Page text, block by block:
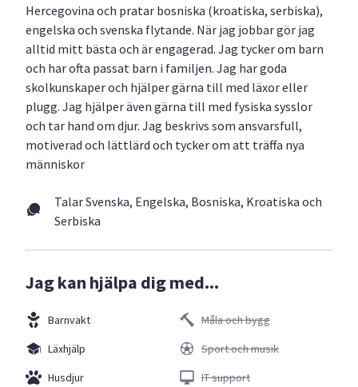
Hercegovina och pratar bosniska (kroatiska, serbiska),
engelska och svenska flytande. När jag jobbar gör jag
alltid mitt bästa och är engagerad. Jag tycker om barn
och har ofta passat barn i familjen. Jag har goda
skolkunskaper och hjälper gärna till med läxor eller
plugg. Jag hjälper även gärna till med fysiska sysslor
och tar hand om djur. Jag beskrivs som ansvarsfull,
motiverad och lättlärd och tycker om att träffa nya
människor
Talar Svenska, Engelska, Bosniska, Kroatiska och
Serbiska
Jag kan hjälpa dig med...
Barnvakt
Läxhjälp
Husdjur
Måla och bygg
Sport och musik
IT support